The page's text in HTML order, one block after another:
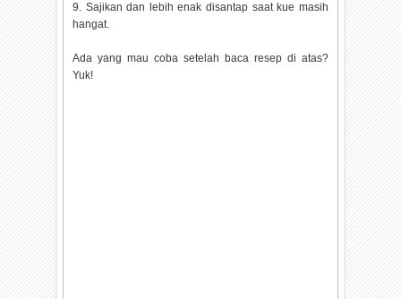
9. Sajikan dan lebih enak disantap saat kue masih
hangat.
Ada yang mau coba setelah baca resep di atas?
Yuk!